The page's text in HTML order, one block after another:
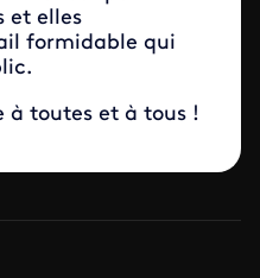
et elles
formidable qui
à toutes et à tous !